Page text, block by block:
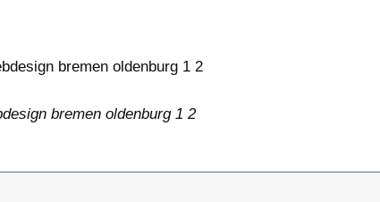
bremen oldenburg 1 2